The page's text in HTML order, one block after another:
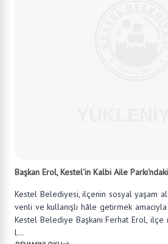
Başkan Erol, Kestel'in Kalbi Aile
Kestel Belediyesi, ilçenin sosyal yaşam
venli ve kullanışlı hâle getirmek amacıyla
Kestel Belediye Başkanı Ferhat Erol,
l...